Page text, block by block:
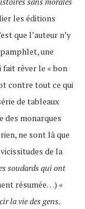
les éditions
que l’auteur n’y
une
fait rêver le « bon
contre tout ce qui
de tableaux
des monarques
ne sont là que
de la
soudards qui ont
résumée…) «
la vie des gens.